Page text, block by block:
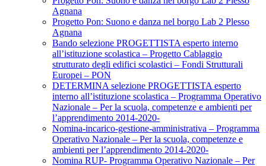
Agnana
Progetto Pon: Suono e danza nel borgo Lab 2 Plesso
Agnana
Bando selezione PROGETTISTA esperto interno
all’istituzione scolastica – Progetto Cablaggio
strutturato degli edifici scolastici – Fondi Strutturali
Europei – PON
DETERMINA selezione PROGETTISTA esperto
interno all’istituzione scolastica – Programma Operativo
Nazionale – Per la scuola, competenze e ambienti per
l’apprendimento 2014-2020-
Nomina-incarico-gestione-amministrativa – Programma
Operativo Nazionale – Per la scuola, competenze e
ambienti per l’apprendimento 2014-2020-
Nomina RUP- Programma Operativo Nazionale – Per